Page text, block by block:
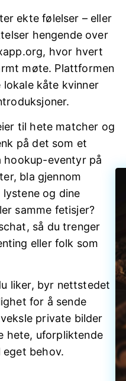
ekte følelser – eller
hengende over
hvor hvert
møte. Plattformen
kåte kvinner
til hete matcher og
på det som et
eventyr på
bla gjennom
og dine
samme fetisjer?
så du trenger
eller folk som
liker, byr nettstedet
for å sende
private bilder
hete, uforpliktende
eget behov.